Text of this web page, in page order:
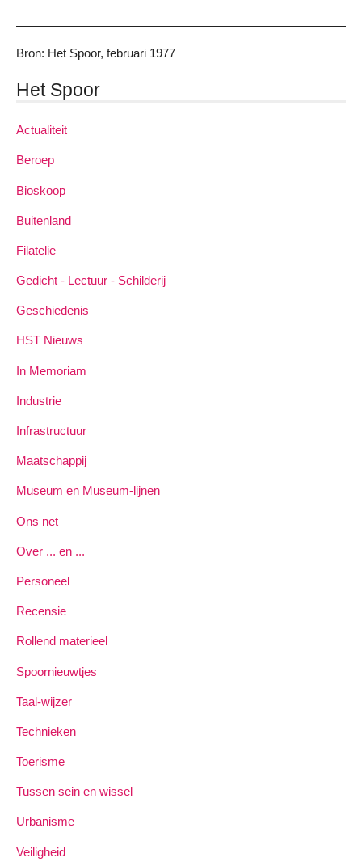
Bron: Het Spoor, februari 1977
Het Spoor
Actualiteit
Beroep
Bioskoop
Buitenland
Filatelie
Gedicht - Lectuur - Schilderij
Geschiedenis
HST Nieuws
In Memoriam
Industrie
Infrastructuur
Maatschappij
Museum en Museum-lijnen
Ons net
Over ... en ...
Personeel
Recensie
Rollend materieel
Spoornieuwtjes
Taal-wijzer
Technieken
Toerisme
Tussen sein en wissel
Urbanisme
Veiligheid